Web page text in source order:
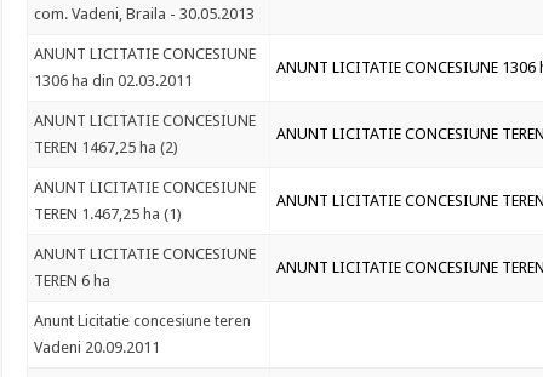
com. Vadeni, Braila - 30.05.2013
ANUNT LICITATIE CONCESIUNE
1306 ha din 02.03.2011
ANUNT LICITATIE CONCESIUNE
ANUNT LICITATIE CONCESIUNE
TEREN 1467,25 ha (2)
ANUNT LICITATIE CONCESIUNE
ANUNT LICITATIE CONCESIUNE
TEREN 1.467,25 ha (1)
ANUNT LICITATIE CONCESIUNE
ANUNT LICITATIE CONCESIUNE
TEREN 6 ha
ANUNT LICITATIE CONCESIUNE
Anunt Licitatie concesiune teren
Vadeni 20.09.2011